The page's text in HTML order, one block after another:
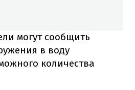
могут сообщить
в воду
количества